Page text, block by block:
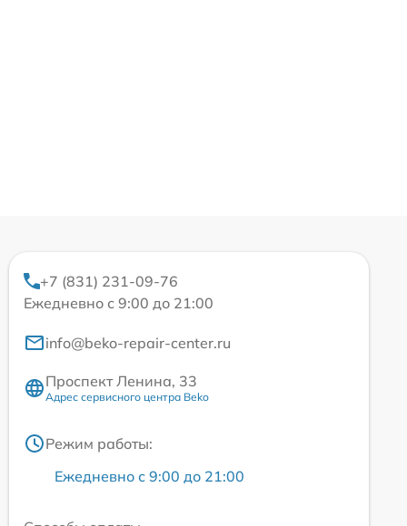
+7 (831) 231-09-76
Ежедневно с 9:00 до 21:00
info@beko-repair-center.ru
Проспект Ленина, 33
Адрес сервисного центра Beko
Режим работы:
Ежедневно с 9:00 до 21:00